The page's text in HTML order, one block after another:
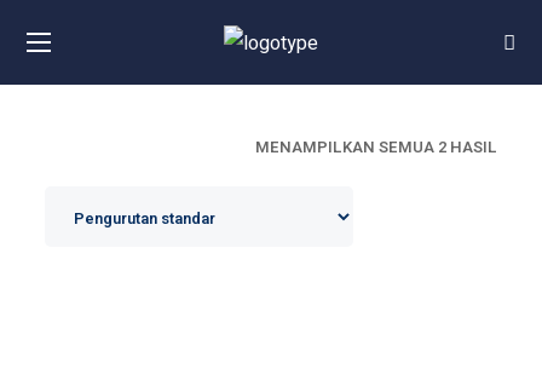
MENAMPILKAN SEMUA 2 HASIL